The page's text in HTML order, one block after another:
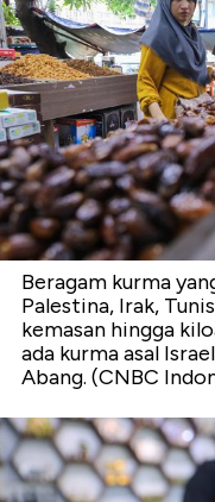
Beragam kurma
Palestina, Irak,
kemasan hingga
ada kurma asal
Abang. (CNBC